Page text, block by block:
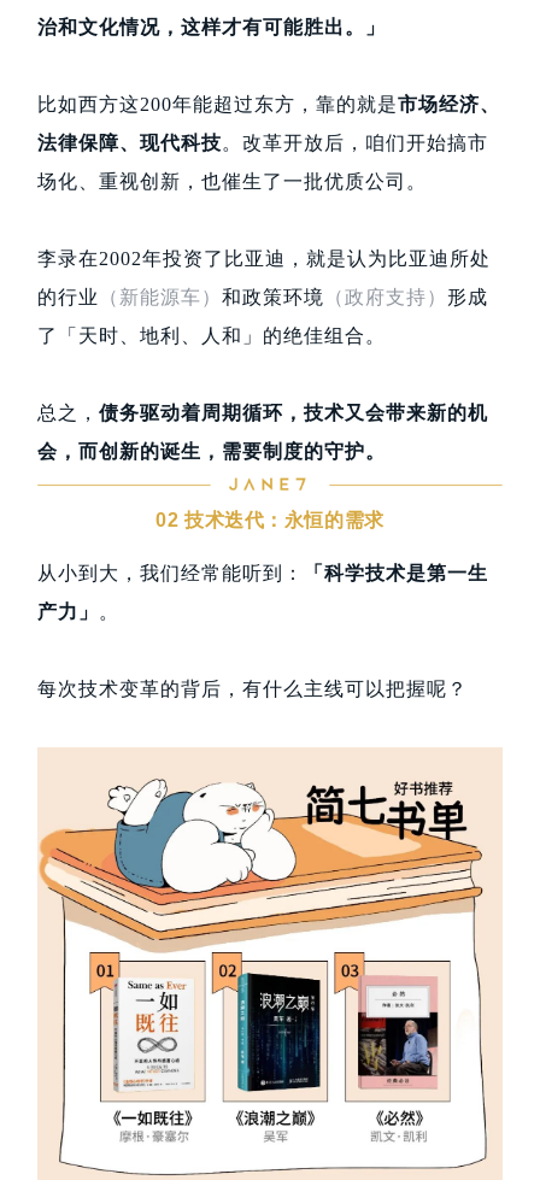
治和文化情况，这样才有可能胜出。」
比如西方这200年能超过东方，靠的就是市场经济、
法律保障、现代科技。改革开放后，咱们开始搞市
场化、重视创新，也催生了一批优质公司。
李录在2002年投资了比亚迪，就是认为比亚迪所处
的行业
（新能源车） 和政策环境 （政府支持） 形成
了「天时、地利、人和」的绝佳组合。
总之， 债务驱动着周期循环，技术又会带来新的机
会，而创新的诞生，需要制度的守护。
02 技术迭代：永恒的需求
从小到大，我们经常能听到：
「科学技术是第一生
产力」
。
每次技术变革的背后，有什么主线可以把握呢？